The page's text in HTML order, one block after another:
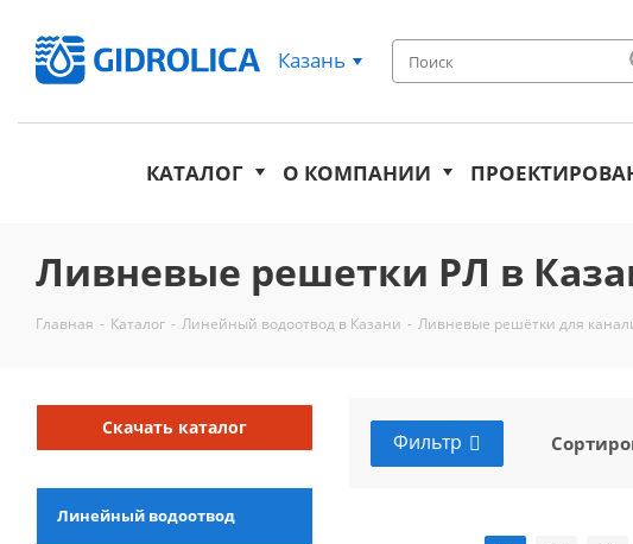
Казань
КАТАЛОГ О КОМПАНИИ
Ливневые решетки РЛ в
Главная - Каталог - Линейный водоотвод в Казани - Ливневые решётки для
Фильтр
Скачать каталог
Линейный водоотвод